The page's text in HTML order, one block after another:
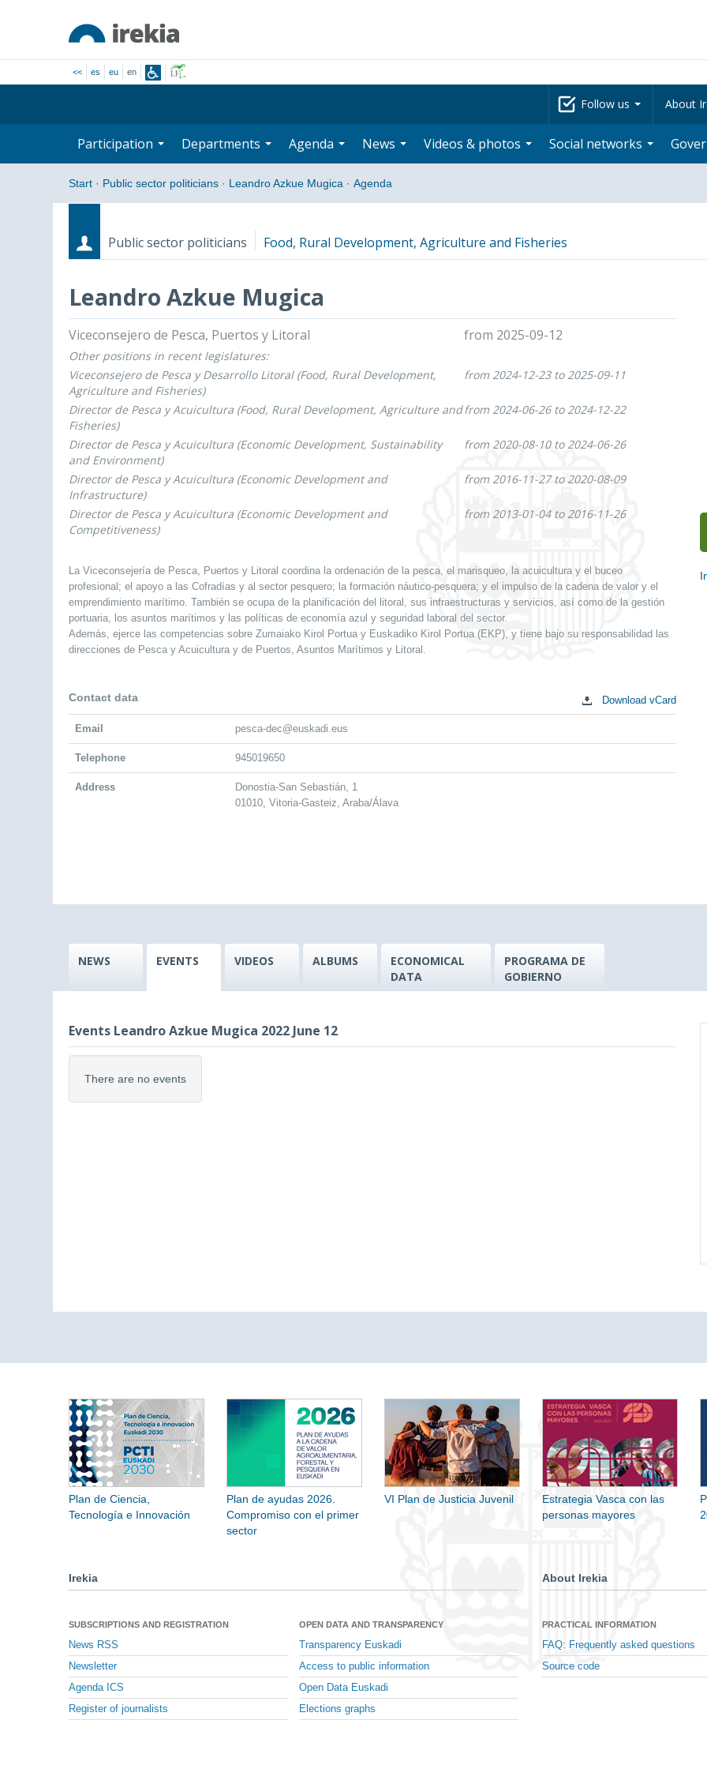
<< es eu en
Follow us About
Participation Departments Agenda News Videos & photos Social networks
Start · Public sector politicians · Leandro Azkue Mugica · Agenda
Public sector politicians Food, Rural Development, Agriculture and Fisheries
Leandro Azkue Mugica
RolesStart date - End date
Viceconsejero de Pesca, Puertos y Litoral from 2025-09-12
Other positions in recent legislatures:
Viceconsejero de Pesca y Desarrollo Litoral (Food, Rural Development,
Agriculture and Fisheries)
from 2024-12-23 to 2025-09-11
Director de Pesca y Acuicultura (Food, Rural Development, Agriculture and
Fisheries)
from 2024-06-26 to 2024-12-22
Director de Pesca y Acuicultura (Economic Development, Sustainability
and Environment)
from 2020-08-10 to 2024-06-26
Director de Pesca y Acuicultura (Economic Development and
Infrastructure)
from 2016-11-27 to 2020-08-09
Director de Pesca y Acuicultura (Economic Development and
Competitiveness)
from 2013-01-04 to 2016-11-26
La Viceconsejería de Pesca, Puertos y Litoral coordina la ordenación de la pesca, el marisqueo, la acuicultura y el buceo
profesional; el apoyo a las Cofradías y al sector pesquero; la formación náutico-pesquera; y el impulso de la cadena de valor y el
emprendimiento marítimo. También se ocupa de la planificación del litoral, sus infraestructuras y servicios, así como de la gestión
portuaria, los asuntos marítimos y las políticas de economía azul y seguridad laboral del sector.
Además, ejerce las competencias sobre Zumaiako Kirol Portua y Euskadiko Kirol Portua (EKP), y tiene bajo su responsabilidad las
direcciones de Pesca y Acuicultura y de Puertos, Asuntos Marítimos y Litoral.
Contact data Download vCard
Email pesca-dec@euskadi.eus
Telephone 945019650
Address
Donostia-San Sebastián, 1
01010, Vitoria-Gasteiz, Araba/Álava
NEWS EVENTS VIDEOS ALBUMS
ECONOMICAL
DATA
PROGRAMA DE
GOBIERNO
Events Leandro Azkue Mugica 2022 June 12
There are no events
Plan de Ciencia,
Tecnología e Innovación
Plan de ayudas 2026.
Compromiso con el primer
sector
VI Plan de Justicia Juvenil
Estrategia Vasca con las
personas mayores
Irekia
SUBSCRIPTIONS AND REGISTRATION
News RSS
Newsletter
Agenda ICS
Register of journalists
OPEN DATA AND TRANSPARENCY
Transparency Euskadi
Access to public information
Open Data Euskadi
Elections graphs
About Irekia
PRACTICAL INFORMATION
FAQ: Frequently asked questions
Source code